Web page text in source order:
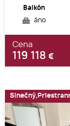
Balkón
áno
Cena
119 118 €